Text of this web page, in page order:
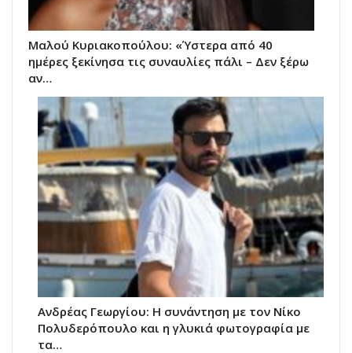
Μαλού Κυριακοπούλου: «Ύστερα από 40
ημέρες ξεκίνησα τις συναυλίες πάλι – Δεν ξέρω
αν…
Ανδρέας Γεωργίου: Η συνάντηση με τον Νίκο
Πολυδερόπουλο και η γλυκιά φωτογραφία με
τα…